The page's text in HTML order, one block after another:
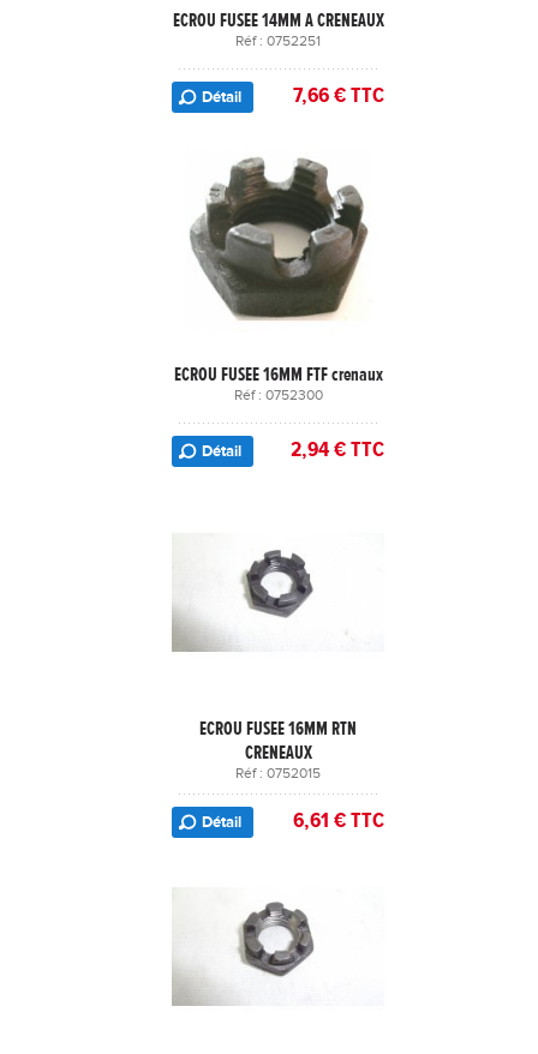
ECROU FUSEE 14MM A CRENEAUX
Réf : 0752251
Détail 7,66 € TTC
ECROU FUSEE 16MM FTF crenaux
Réf : 0752300
Détail 2,94 € TTC
ECROU FUSEE 16MM RTN
CRENEAUX
Réf : 0752015
Détail 6,61 € TTC